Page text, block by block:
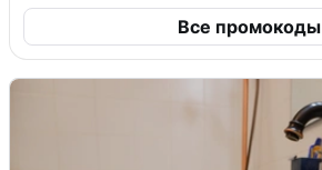
Все промокоды